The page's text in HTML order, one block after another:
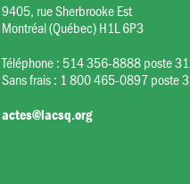
9405, rue Sherbrooke Est
Montréal (Québec) H1L 6P3
Téléphone : 514 356-8888 poste
Sans frais : 1 800 465-0897 poste
actes@lacsq.org